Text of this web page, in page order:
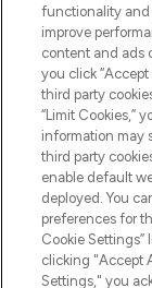
Do
functionality and
improve
content and ads
you click
third party
“Limit Cookies,”
information may
third party
enable default
deployed. You
preferences for
Cookie Settings”
clicking "Accept
Settings," you